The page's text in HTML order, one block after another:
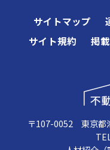
サイトマップ
サイト規約
掲
〒107-0052 東京都